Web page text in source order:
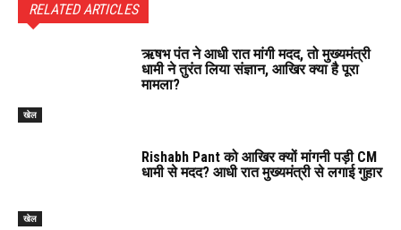
RELATED ARTICLES
खेल
ऋषभ पंत ने आधी रात मांगी मदद, तो मुख्यमंत्री
धामी ने तुरंत लिया संज्ञान, आखिर क्या है पूरा
मामला?
खेल
Rishabh Pant को आखिर क्यों मांगनी पड़ी CM
धामी से मदद? आधी रात मुख्यमंत्री से लगाई गुहार